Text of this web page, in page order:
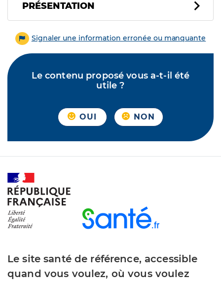
PRÉSENTATION
Signaler une information erronée ou manquante
Le contenu proposé vous a-t-il été
utile ?
OUI NON
Le site santé de référence, accessible
quand vous voulez, où vous voulez